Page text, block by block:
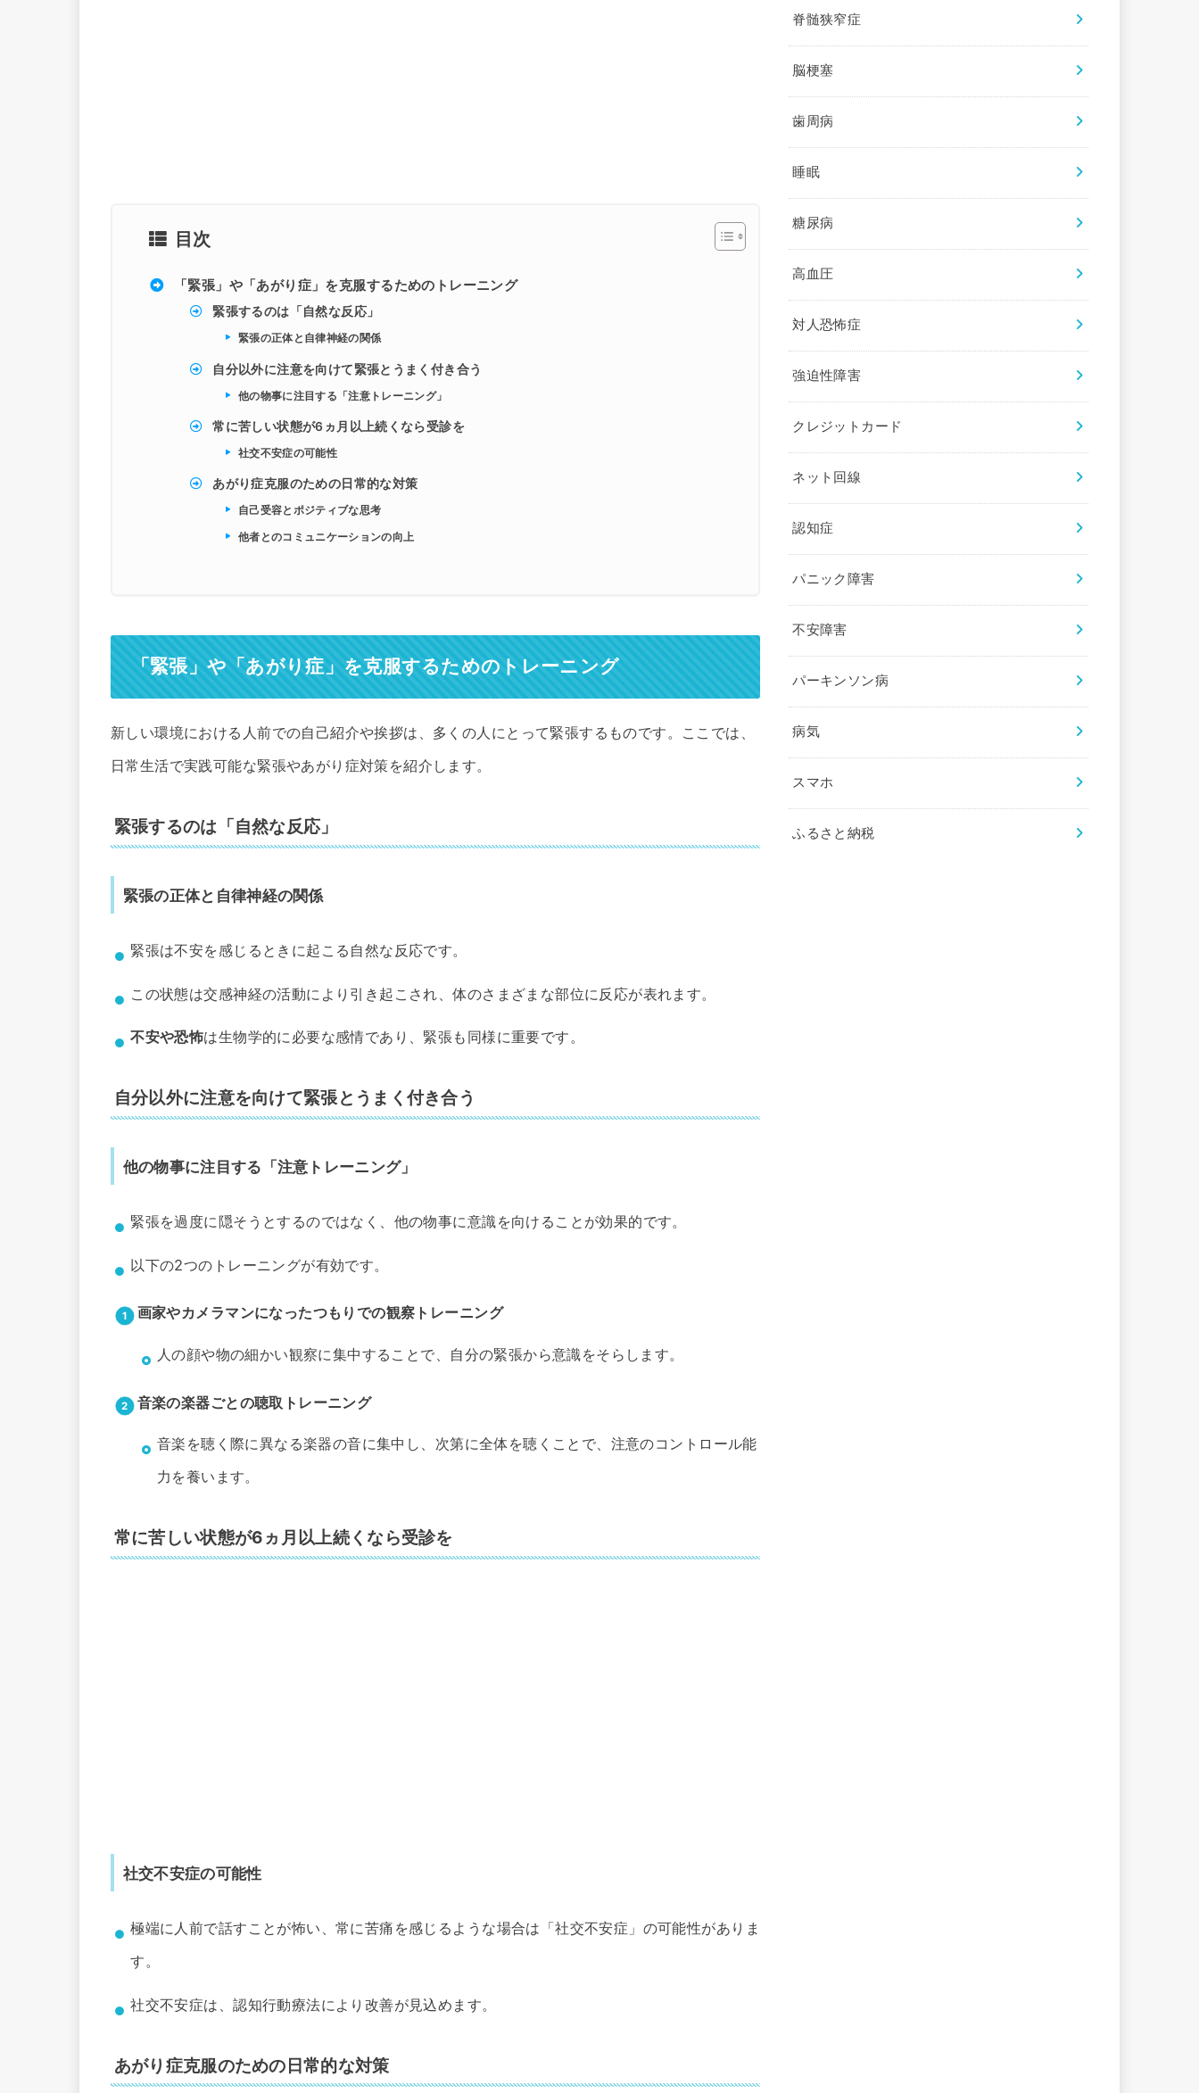
目次
「緊張」や「あがり症」を克服するためのトレーニング
緊張するのは「自然な反応」
緊張の正体と自律神経の関係
自分以外に注意を向けて緊張とうまく付き合う
他の物事に注目する「注意トレーニング」
常に苦しい状態が6ヵ月以上続くなら受診を
社交不安症の可能性
あがり症克服のための日常的な対策
自己受容とポジティブな思考
他者とのコミュニケーションの向上
「緊張」や「あがり症」を克服するためのトレーニング
新しい環境における人前での自己紹介や挨拶は、多くの人にとって緊張するものです。ここでは、
日常生活で実践可能な緊張やあがり症対策を紹介します。
緊張するのは「自然な反応」
緊張の正体と自律神経の関係
緊張は不安を感じるときに起こる自然な反応です。
この状態は交感神経の活動により引き起こされ、体のさまざまな部位に反応が表れます。
不安や恐怖は生物学的に必要な感情であり、緊張も同様に重要です。
自分以外に注意を向けて緊張とうまく付き合う
他の物事に注目する「注意トレーニング」
緊張を過度に隠そうとするのではなく、他の物事に意識を向けることが効果的です。
以下の2つのトレーニングが有効です。
画家やカメラマンになったつもりでの観察トレーニング
人の顔や物の細かい観察に集中することで、自分の緊張から意識をそらします。
音楽の楽器ごとの聴取トレーニング
音楽を聴く際に異なる楽器の音に集中し、次第に全体を聴くことで、注意のコントロール能
力を養います。
常に苦しい状態が6ヵ月以上続くなら受診を
社交不安症の可能性
極端に人前で話すことが怖い、常に苦痛を感じるような場合は「社交不安症」の可能性がありま
す。
社交不安症は、認知行動療法により改善が見込めます。
あがり症克服のための日常的な対策
脊髄狭窄症
脳梗塞
歯周病
睡眠
糖尿病
高血圧
対人恐怖症
強迫性障害
クレジットカード
ネット回線
認知症
パニック障害
不安障害
パーキンソン病
病気
スマホ
ふるさと納税